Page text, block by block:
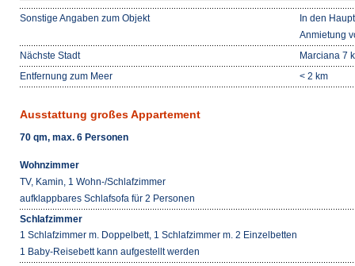
Sonstige Angaben zum Objekt
In den
Anmietung
Nächste Stadt
Marciana 7
Entfernung zum Meer
< 2 km
Ausstattung großes Appartement
70 qm, max. 6 Personen
Wohnzimmer
TV, Kamin, 1 Wohn-/Schlafzimmer
aufklappbares Schlafsofa für 2 Personen
Schlafzimmer
1 Schlafzimmer m. Doppelbett, 1 Schlafzimmer m. 2 Einzelbetten
1 Baby-Reisebett kann aufgestellt werden